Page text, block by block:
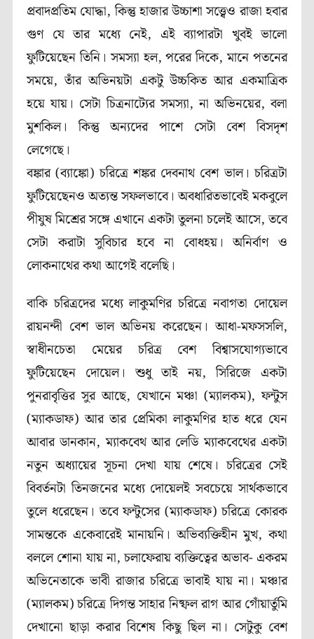
প্রবাদপ্রতিম যোদ্ধা, কিন্তু হাজার উচ্চাশা সত্ত্বেও রাজা হবার
গুণ যে তার মধ্যে নেই, এই ব্যাপারটা খুবই ভালো
ফুটিয়েছেন তিনি। সমস্যা হল, পরের দিকে, মানে পতনের
সময়ে, তাঁর অভিনয়টা একটু উচ্চকিত আর একমাত্রিক
হয়ে যায়। সেটা চিত্রনাট্যের সমস্যা, না অভিনয়ের, বলা
মুশকিল। কিন্তু অন্যদের পাশে সেটা বেশ বিসদৃশ
লেগেছে।
বঙ্কার (ব্যাঙ্কো) চরিত্রে শঙ্কর দেবনাথ বেশ ভাল। চরিত্রটা
ফুটিয়েছেনও অত্যন্ত সফলভাবে। অবধারিতভাবেই মকবুলে
পীযুষ মিশ্রের সঙ্গে এখানে একটা তুলনা চলেই আসে, তবে
সেটা করাটা সুবিচার হবে না বোধহয়। অনির্বাণ ও
লোকনাথের কথা আগেই বলেছি।
বাকি চরিত্রদের মধ্যে লাকুমণির চরিত্রে নবাগতা দোয়েল
রায়নন্দী বেশ ভাল অভিনয় করেছেন। আধা-মফসসলি,
স্বাধীনচেতা মেয়ের চরিত্র বেশ বিশ্বাসযোগ্যভাবে
ফুটিয়েছেন দোয়েল। শুধু তাই নয়, সিরিজে একটা
পুনরাবৃত্তির সুর আছে, যেখানে মঞ্চা (ম্যালকম), ফন্টুস
(ম্যাকডাফ) আর তার প্রেমিকা লাকুমণির হাত ধরে যেন
আবার ডানকান, ম্যাকবেথ আর লেডি ম্যাকবেথের একটা
নতুন অধ্যায়ের সূচনা দেখা যায় শেষে। চরিত্রের সেই
বিবর্তনটা তিনজনের মধ্যে দোয়েলই সবচেয়ে সার্থকভাবে
তুলে ধরেছেন। তবে ফন্টুসের (ম্যাকডাফ) চরিত্রে কোরক
সামন্তকে একেবারেই মানায়নি। অভিব্যক্তিহীন মুখ, কথা
বললে শোনা যায় না, চলাফেরায় ব্যক্তিত্বের অভাব- একরম
অভিনেতাকে ভাবী রাজার চরিত্রে ভাবাই যায় না। মঞ্চার
(ম্যালকম) চরিত্রে দিগন্ত সাহার নিষ্ফল রাগ আর গোঁয়ার্তুমি
দেখানো ছাড়া করার বিশেষ কিছু ছিল না। সেটুকু বেশ